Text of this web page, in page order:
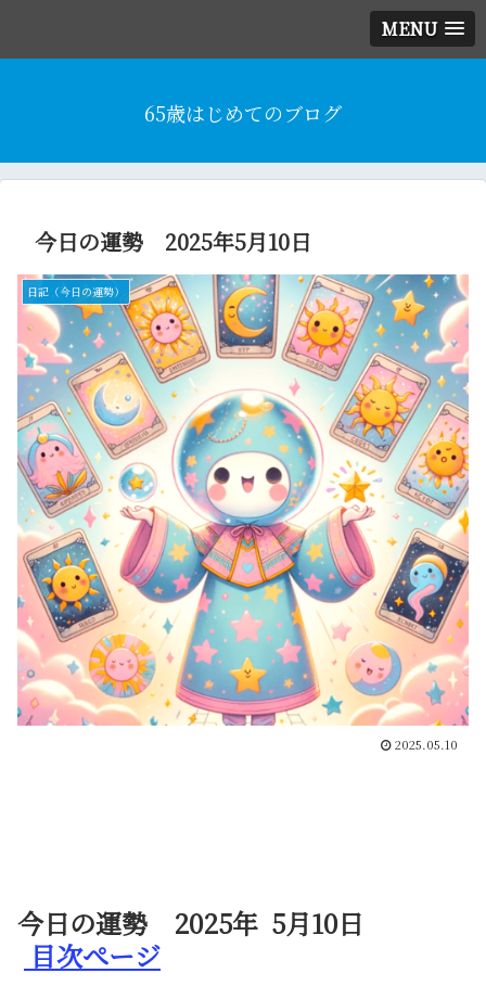
MENU
65歳はじめてのブログ
今日の運勢 2025年5月10日
日記（今日の運勢）
2025.05.10
今日の運勢 2025年 5月10日
目次ぺージ